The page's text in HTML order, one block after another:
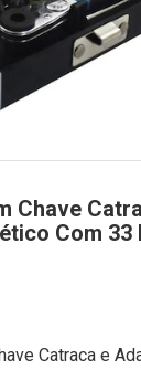
Chave
Com 33
Catraca e